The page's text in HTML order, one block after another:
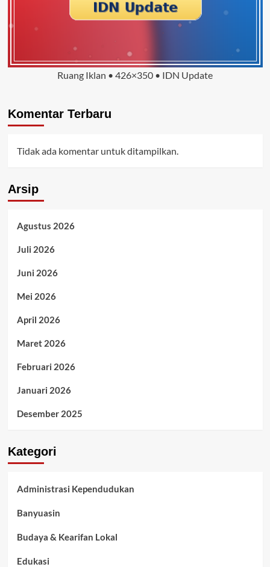
Ruang Iklan • 426×350 • IDN Update
Komentar Terbaru
Tidak ada komentar untuk ditampilkan.
Arsip
Agustus 2026
Juli 2026
Juni 2026
Mei 2026
April 2026
Maret 2026
Februari 2026
Januari 2026
Desember 2025
Kategori
Administrasi Kependudukan
Banyuasin
Budaya & Kearifan Lokal
Edukasi